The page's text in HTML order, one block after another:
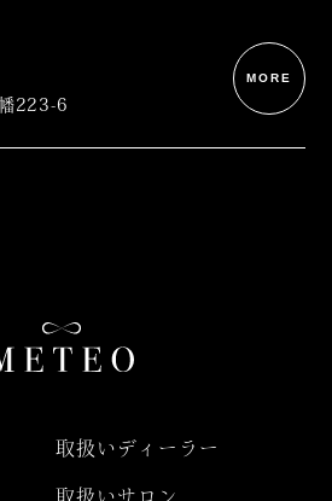
223-6
MORE
取扱いディーラー
取扱いサロン